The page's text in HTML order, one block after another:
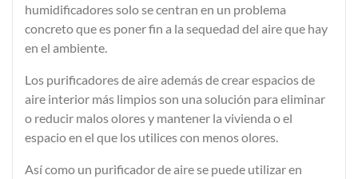
humidificadoressolo se centran en un problema
concreto que es poner fin a la sequedad del aire que hay
en el ambiente.
Los purificadores de aire además de crearespacios de
aire interior más limpiosson una solución para eliminar
o reducir malos oloresy mantener la vivienda o el
espacio en el que los utilices con menos olores.
Así como un purificador de aire se puede utilizar en